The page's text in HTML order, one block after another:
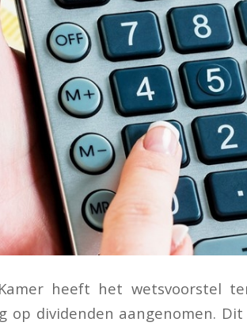
heeft het wetsvoorstel
op dividenden aangenomen.